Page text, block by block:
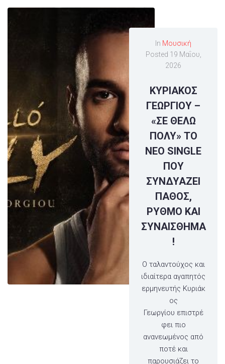
In Μουσική
Posted 19 Μαΐου,
2026
ΚΥΡΙΑΚΟΣ
ΓΕΩΡΓΙΟΥ –
«ΣΕ ΘΕΛΩ
ΠΟΛΥ» ΤΟ
ΝΕΟ SINGLE
ΠΟΥ
ΣΥΝΔΥΑΖΕΙ
ΠΑΘΟΣ,
ΡΥΘΜΟ ΚΑΙ
ΣΥΝΑΙΣΘΗΜΑ
!
Ο ταλαντούχος και
ιδιαίτερα αγαπητός
ερμηνευτής Κυριάκ
ος
Γεωργίου επιστρέ
φει πιο
ανανεωμένος από
ποτέ και
παρουσιάζει το